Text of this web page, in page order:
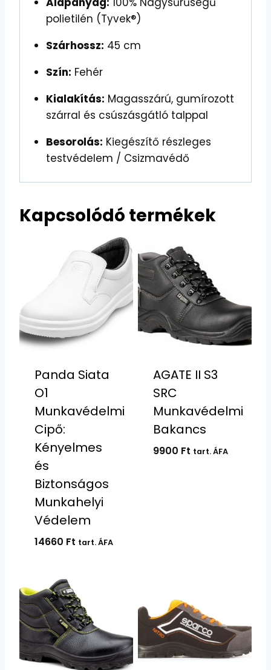
polietilén (Tyvek®)
Szárhossz: 45 cm
Szín: Fehér
Kialakítás: Magasszárú, gumírozott
szárral és csúszásgátló talppal
Besorolás: Kiegészítő részleges
testvédelem / Csizmavédő
Kapcsolódó termékek
Panda Siata
O1
Munkavédelmi
Cipő:
Kényelmes
és
Biztonságos
Munkahelyi
Védelem
14660 Ft tart. ÁFA
AGATE II S3
SRC
Munkavédelmi
Bakancs
9900 Ft tart. ÁFA